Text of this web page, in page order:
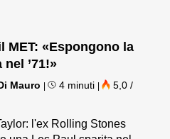
MET: «Espongono la
’71!»
Mauro | 4 minuti |
5,0 /
l'ex Rolling Stones